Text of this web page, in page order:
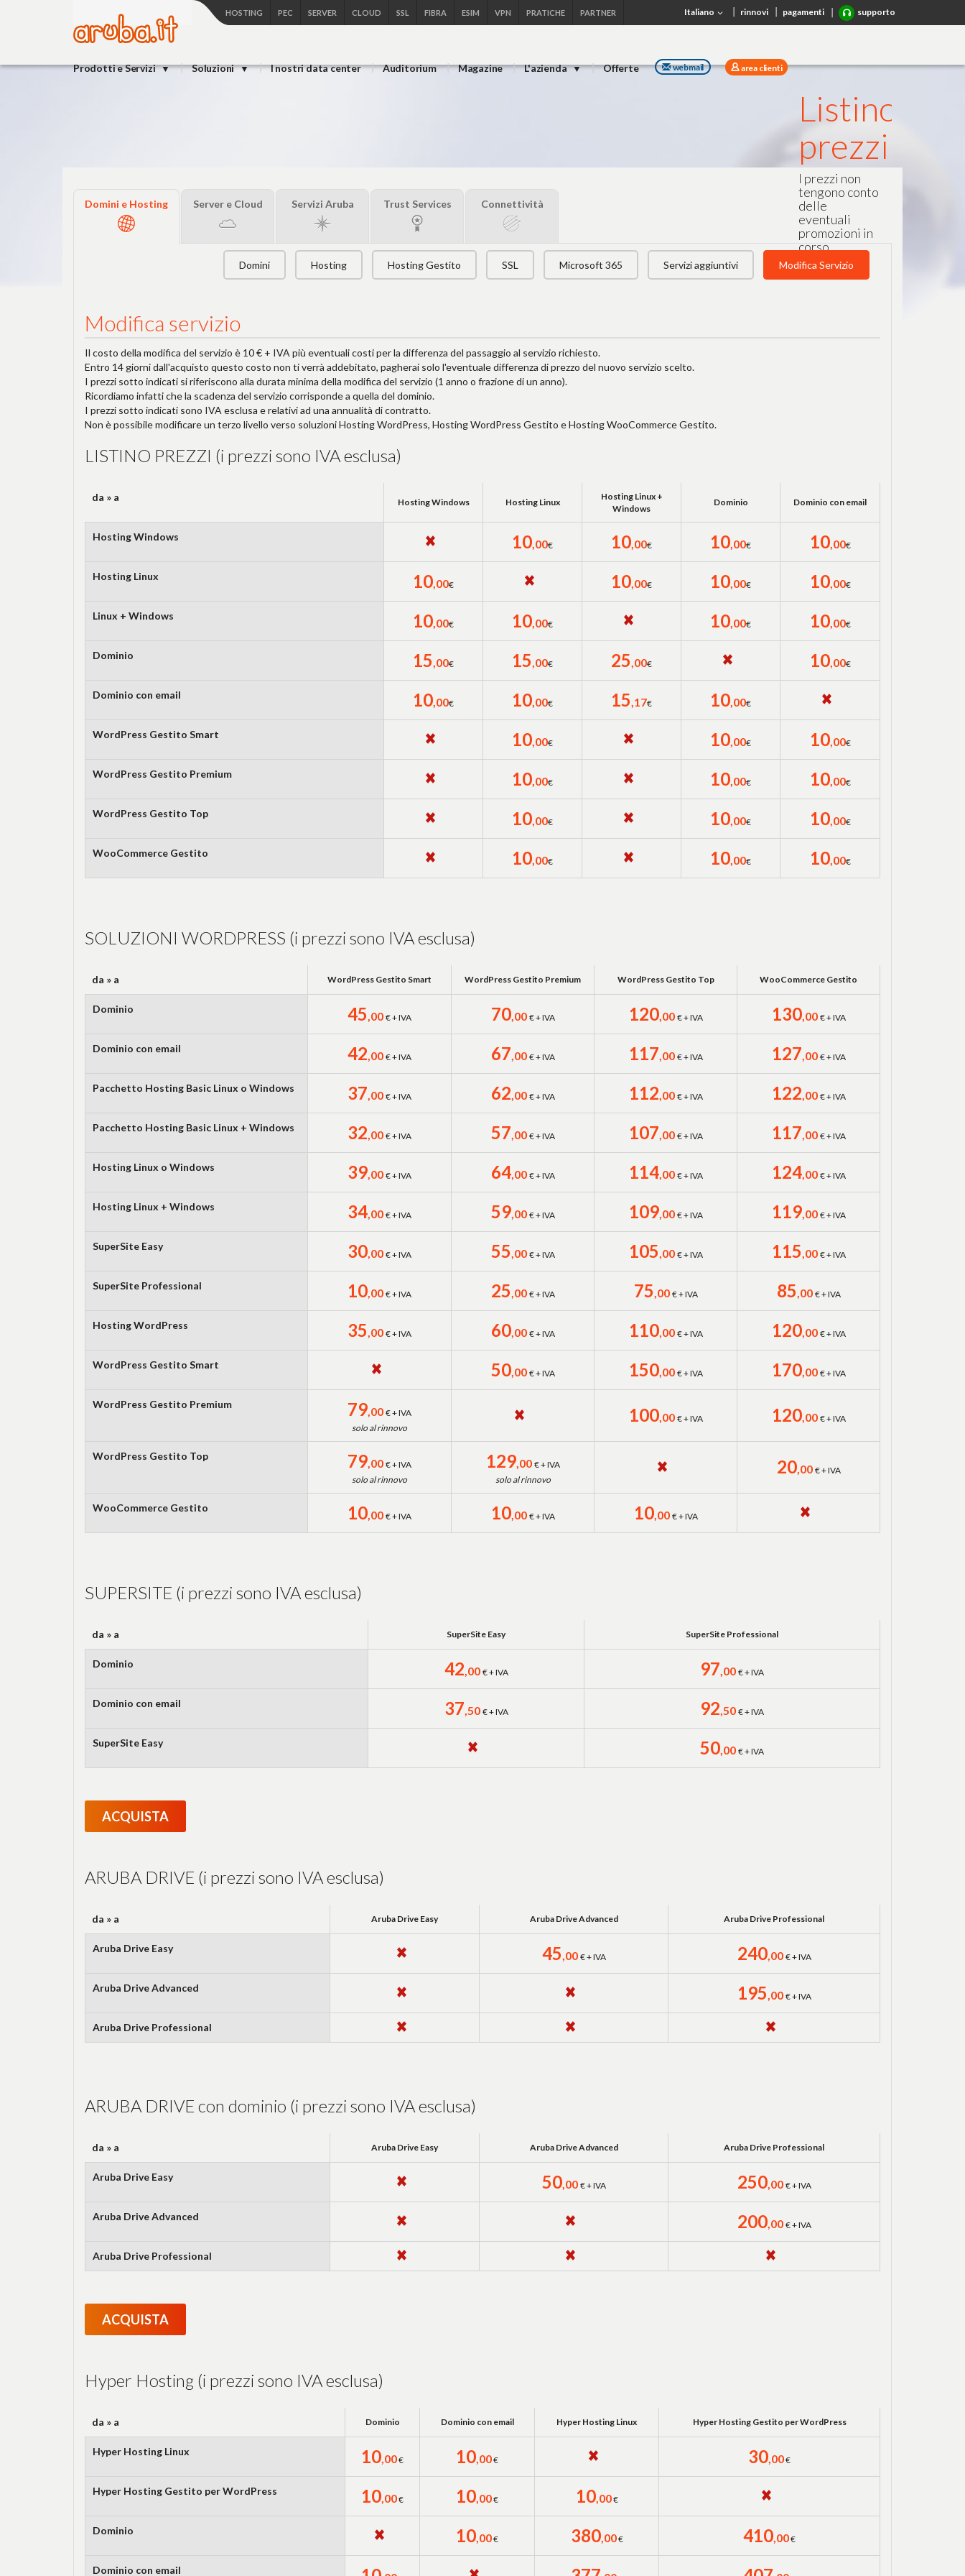
HOSTING PEC SERVER CLOUD SSL FIBRA ESIM VPN PRATICHE PARTNER Italiano rinnovi pagamenti supporto
Prodotti e Servizi Soluzioni I nostri data center Auditorium Magazine L'azienda Offerte webmail area clienti
Listino
prezzi
I prezzi non
tengono conto
delle
eventuali
promozioni in
corso.
Domini e Hosting Server e Cloud Servizi Aruba Trust Services Connettività
Domini Hosting Hosting Gestito SSL Microsoft 365 Servizi aggiuntivi Modifica Servizio
Modifica servizio
Il costo della modifica del servizio è 10 € + IVA più eventuali costi per la differenza del passaggio al servizio richiesto.
Entro 14 giorni dall'acquisto questo costo non ti verrà addebitato, pagherai solo l'eventuale differenza di prezzo del nuovo servizio scelto.
I prezzi sotto indicati si riferiscono alla durata minima della modifica del servizio (1 anno o frazione di un anno).
Ricordiamo infatti che la scadenza del servizio corrisponde a quella del dominio.
I prezzi sotto indicati sono IVA esclusa e relativi ad una annualità di contratto.
Non è possibile modificare un terzo livello verso soluzioni Hosting WordPress, Hosting WordPress Gestito e Hosting WooCommerce Gestito.
LISTINO PREZZI (i prezzi sono IVA esclusa)
da » a Hosting Windows Hosting Linux
Hosting Linux +
Windows
Dominio Dominio con email
Hosting Windows 10,00€ 10,00€ 10,00€ 10,00€
Hosting Linux 10,00€ 10,00€ 10,00€ 10,00€
Linux + Windows 10,00€ 10,00€ 10,00€ 10,00€
Dominio 15,00€ 15,00€ 25,00€ 10,00€
Dominio con email 10,00€ 10,00€ 15,17€ 10,00€
WordPress Gestito Smart 10,00€ 10,00€ 10,00€
WordPress Gestito Premium 10,00€ 10,00€ 10,00€
WordPress Gestito Top 10,00€ 10,00€ 10,00€
WooCommerce Gestito 10,00€ 10,00€ 10,00€
SOLUZIONI WORDPRESS (i prezzi sono IVA esclusa)
da » a WordPress Gestito Smart WordPress Gestito Premium WordPress Gestito Top WooCommerce Gestito
Dominio 45,00 € + IVA 70,00 € + IVA 120,00 € + IVA 130,00 € + IVA
Dominio con email 42,00 € + IVA 67,00 € + IVA 117,00 € + IVA 127,00 € + IVA
Pacchetto Hosting Basic Linux o Windows 37,00 € + IVA 62,00 € + IVA 112,00 € + IVA 122,00 € + IVA
Pacchetto Hosting Basic Linux + Windows 32,00 € + IVA 57,00 € + IVA 107,00 € + IVA 117,00 € + IVA
Hosting Linux o Windows 39,00 € + IVA 64,00 € + IVA 114,00 € + IVA 124,00 € + IVA
Hosting Linux + Windows 34,00 € + IVA 59,00 € + IVA 109,00 € + IVA 119,00 € + IVA
SuperSite Easy 30,00 € + IVA 55,00 € + IVA 105,00 € + IVA 115,00 € + IVA
SuperSite Professional 10,00 € + IVA 25,00 € + IVA 75,00 € + IVA 85,00 € + IVA
Hosting WordPress 35,00 € + IVA 60,00 € + IVA 110,00 € + IVA 120,00 € + IVA
WordPress Gestito Smart 50,00 € + IVA 150,00 € + IVA 170,00 € + IVA
WordPress Gestito Premium 79,00 € + IVA
solo al rinnovo
100,00 € + IVA 120,00 € + IVA
WordPress Gestito Top 79,00 € + IVA
solo al rinnovo
129,00 € + IVA
solo al rinnovo
20,00 € + IVA
WooCommerce Gestito 10,00 € + IVA 10,00 € + IVA 10,00 € + IVA
SUPERSITE (i prezzi sono IVA esclusa)
da » a SuperSite Easy SuperSite Professional
Dominio 42,00 € + IVA 97,00 € + IVA
Dominio con email 37,50 € + IVA 92,50 € + IVA
SuperSite Easy 50,00 € + IVA
ACQUISTA
ARUBA DRIVE (i prezzi sono IVA esclusa)
da » a Aruba Drive Easy Aruba Drive Advanced Aruba Drive Professional
Aruba Drive Easy 45,00 € + IVA 240,00 € + IVA
Aruba Drive Advanced 195,00 € + IVA
Aruba Drive Professional
ARUBA DRIVE con dominio (i prezzi sono IVA esclusa)
da » a Aruba Drive Easy Aruba Drive Advanced Aruba Drive Professional
Aruba Drive Easy 50,00 € + IVA 250,00 € + IVA
Aruba Drive Advanced 200,00 € + IVA
Aruba Drive Professional
ACQUISTA
Hyper Hosting (i prezzi sono IVA esclusa)
da » a Dominio Dominio con email Hyper Hosting Linux Hyper Hosting Gestito per WordPress
Hyper Hosting Linux 10,00€ 10,00€ 30,00€
Hyper Hosting Gestito per WordPress 10,00€ 10,00€ 10,00€
Dominio 10,00€ 380,00€ 410,00€
Dominio con email